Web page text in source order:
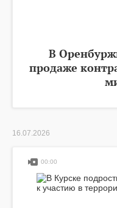
В
продаже
16.07.2026
00:00